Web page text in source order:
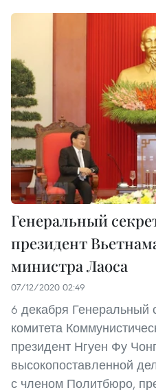
Генеральный
президент
министра Лаоса
07/12/2020 02:49
6 декабря Генеральный
комитета
президент Нгуен Фу
высокопоставленной
с членом Политбюро,